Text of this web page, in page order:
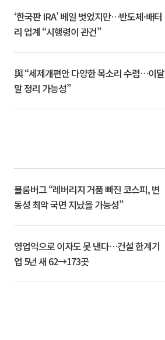
‘한국판 IRA’ 베일 벗었지만…반도체·배터
리 업계 “시행령이 관건”
與 “세제개편안 다양한 목소리 수렴…이달
말 정리 가능성”
블룸버그 “레버리지 거품 빠진 코스피, 변
동성 최악 국면 지났을 가능성”
영업익으로 이자도 못 낸다…건설 한계기
업 5년 새 62→173곳